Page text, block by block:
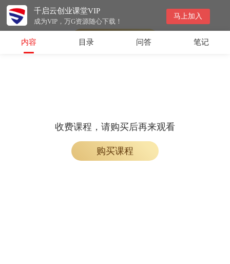
千启云创业课堂VIP
成为VIP，万G资源随心下载！
马上加入
会员专属课程，请开通会员后学习
内容 目录 问答 笔记
收费课程，请购买后再来观看
购买课程